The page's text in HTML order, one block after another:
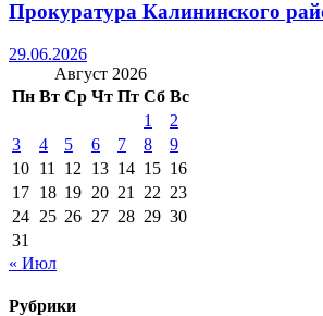
Прокуратура Калининского
29.06.2026
Август 2026
Пн Вт Ср Чт Пт Сб Вс
1
2
3
4 5 6 7 8
9
10 11 12 13 14 15 16
17 18 19 20 21 22 23
24 25 26 27 28 29 30
31
« Июл
Рубрики